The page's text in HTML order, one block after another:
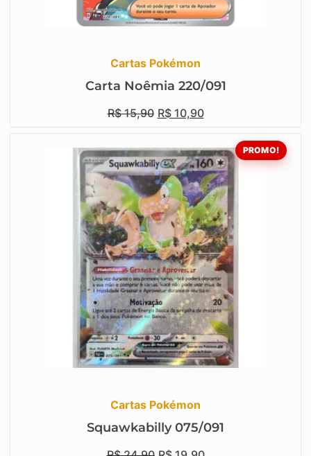
Cartas Pokémon
Carta Noêmia 220/091
R$15,90 R$10,90
PROMO!
Cartas Pokémon
Squawkabilly 075/091